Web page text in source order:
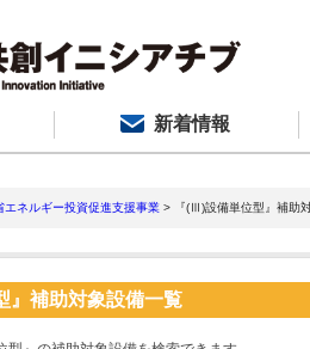
新着情報
ネルギー投資促進支援事業 > 『(Ⅲ)設備単位型』補助
』補助対象設備一覧